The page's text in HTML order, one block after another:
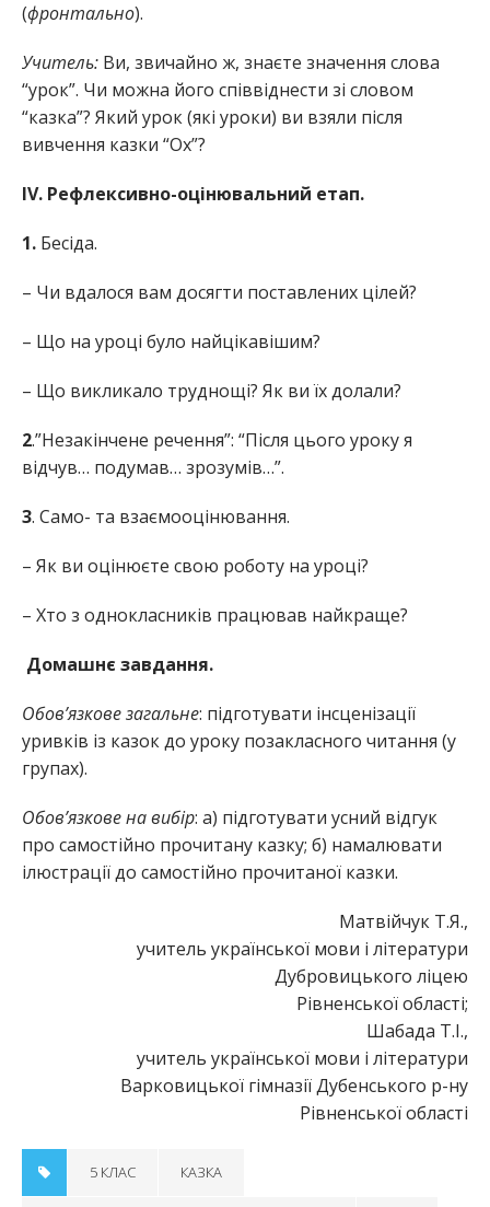
(фронтально).
Учитель: Ви, звичайно ж, знаєте значення слова
“урок”. Чи можна його співвіднести зі словом
“казка”? Який урок (які уроки) ви взяли після
вивчення казки “Ох”?
IV. Рефлексивно-оцінювальний етап.
1. Бесіда.
– Чи вдалося вам досягти поставлених цілей?
– Що на уроці було найцікавішим?
– Що викликало труднощі? Як ви їх долали?
2.”Незакінчене речення”: “Після цього уроку я
відчув… подумав… зрозумів…”.
3. Само- та взаємооцінювання.
– Як ви оцінюєте свою роботу на уроці?
– Хто з однокласників працював найкраще?
Домашнє завдання.
Обов’язкове загальне: підготувати інсценізації
уривків із казок до уроку позакласного читання (у
групах).
Обов’язкове на вибір: а) підготувати усний відгук
про самостійно прочитану казку; б) намалювати
ілюстрації до самостійно прочитаної казки.
Матвійчук Т.Я.,
учитель української мови і літератури
Дубровицького ліцею
Рівненської області;
Шабада Т.І.,
учитель української мови і літератури
Варковицької гімназії Дубенського р-ну
Рівненської області
5 КЛАС КАЗКА